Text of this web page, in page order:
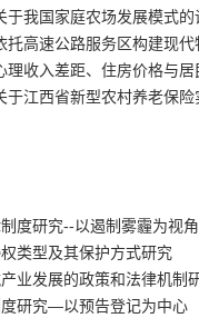
于我国家庭农场发展模式的
托高速公路服务区构建现
理收入差距、住房价格与
于江西省新型农村养老保
度研究--以遏制雾霾为视角
类型及其保护方式研究
业发展的政策和法律机制
研究—以预告登记为中心